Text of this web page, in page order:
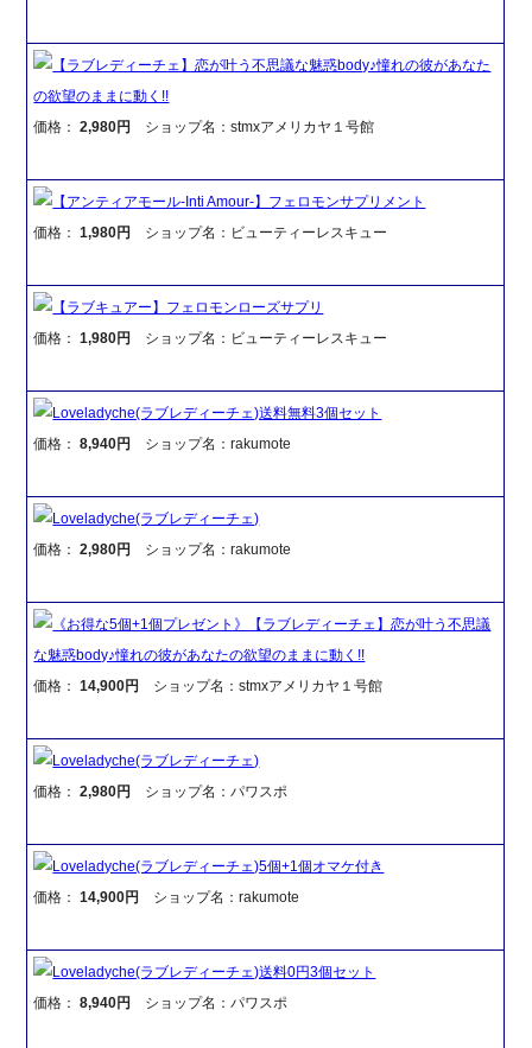
【ラブレディーチェ】恋が叶う不思議な魅惑body♪憧れの彼があなた
の欲望のままに動く!!
価格：2,980円 ショップ名：stmxアメリカヤ１号館
【アンティアモール-Inti Amour-】フェロモンサプリメント
価格：1,980円 ショップ名：ビューティーレスキュー
【ラブキュアー】フェロモンローズサプリ
価格：1,980円 ショップ名：ビューティーレスキュー
Loveladyche(ラブレディーチェ)送料無料3個セット
価格：8,940円 ショップ名：rakumote
Loveladyche(ラブレディーチェ)
価格：2,980円 ショップ名：rakumote
《お得な5個+1個プレゼント》【ラブレディーチェ】恋が叶う不思議
な魅惑body♪憧れの彼があなたの欲望のままに動く!!
価格：14,900円 ショップ名：stmxアメリカヤ１号館
Loveladyche(ラブレディーチェ)
価格：2,980円 ショップ名：パワスポ
Loveladyche(ラブレディーチェ)5個+1個オマケ付き
価格：14,900円 ショップ名：rakumote
Loveladyche(ラブレディーチェ)送料0円3個セット
価格：8,940円 ショップ名：パワスポ